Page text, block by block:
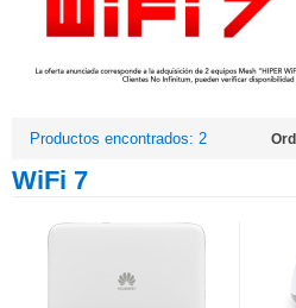
Productos encontrados: 2
WiFi 7